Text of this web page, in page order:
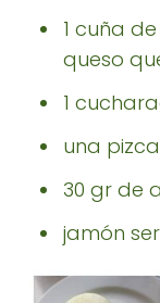
1 cuña
queso
1
una
30 gr de
jamón